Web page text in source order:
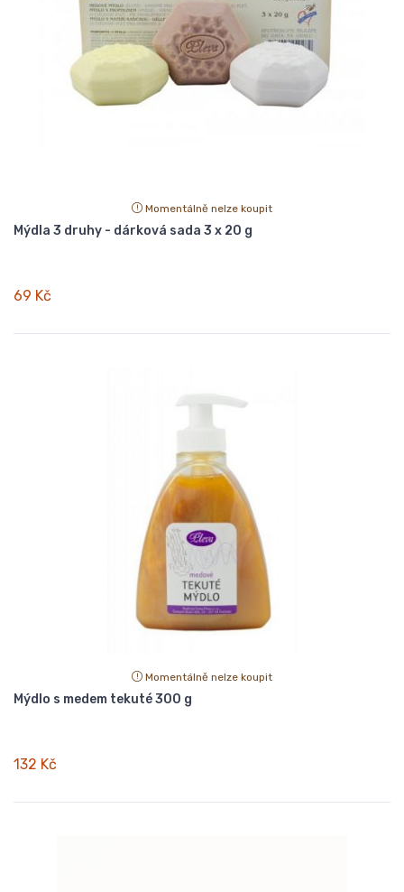
Momentálně nelze koupit
Mýdla 3 druhy - dárková sada 3 x 20 g
69 Kč
Momentálně nelze koupit
Mýdlo s medem tekuté 300 g
132 Kč